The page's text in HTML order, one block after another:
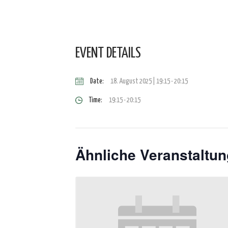
EVENT DETAILS
Date: 18. August 2025 | 19:15-20:15
Time: 19:15 - 20:15
Ähnliche